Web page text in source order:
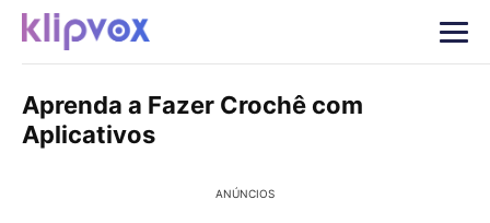
Aprenda a Fazer Crochê com
Aplicativos
ANÚNCIOS